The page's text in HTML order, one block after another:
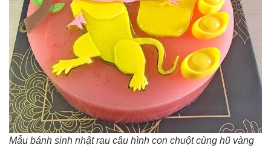
Mẫu bánh sinh nhật rau câu hình con chuột cùng hũ vàng